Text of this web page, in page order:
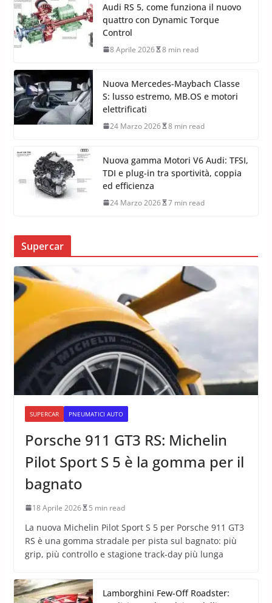
Audi RS 5, come funziona il nuovo
quattro con Dynamic Torque
Control
8 Aprile 2026 8 min read
Nuova Mercedes-Maybach Classe
S: lusso estremo, MB.OS e motori
elettrificati
24 Marzo 2026 8 min read
Nuova gamma Motori V6 Audi: TFSI,
TDI e plug-in tra sportività, coppia
ed efficienza
24 Marzo 2026 7 min read
Supercar
SUPERCAR PNEUMATICI AUTO
Porsche 911 GT3 RS: Michelin
Pilot Sport S 5 è la gomma per il
bagnato
18 Aprile 2026 5 min read
La nuova Michelin Pilot Sport S 5 per Porsche 911 GT3
RS è una gomma stradale per pista sul bagnato: più
grip, più controllo e stagione track-day più lunga
Lamborghini Few-Off Roadster: